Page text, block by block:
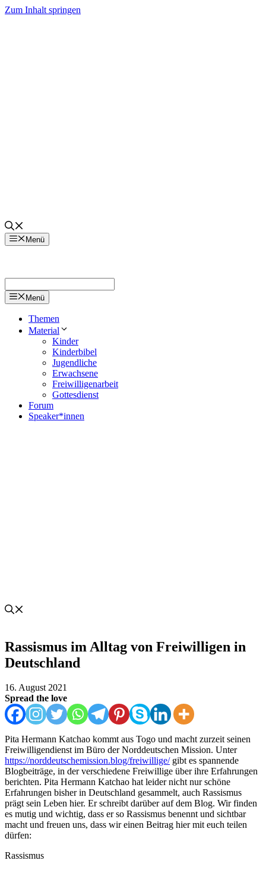
Zum Inhalt springen
Menü
Menü
Themen
Material
Kinder
Kinderbibel
Jugendliche
Erwachsene
Freiwilligenarbeit
Gottesdienst
Forum
Speaker*innen
Rassismus im Alltag von Freiwilligen in
Deutschland
16. August 2021
Spread the love
Pita Hermann Katchao kommt aus Togo und macht zurzeit seinen
Freiwilligendienst im Büro der Norddeutschen Mission. Unter
https://norddeutschemission.blog/freiwillige/gibt es spannende
Blogbeiträge, in der verschiedene Freiwillige über ihre Erfahrungen
berichten. Pita Hermann Katchao hat leider nicht nur schöne
Erfahrungen bisher in Deutschland gesammelt, auch Rassismus
prägt sein Leben hier. Er schreibt darüber auf dem Blog. Wir finden
es mutig und wichtig, dass er so Rassismus benennt und sichtbar
macht und freuen uns, dass wir einen Beitrag hier mit euch teilen
dürfen:
Rassismus